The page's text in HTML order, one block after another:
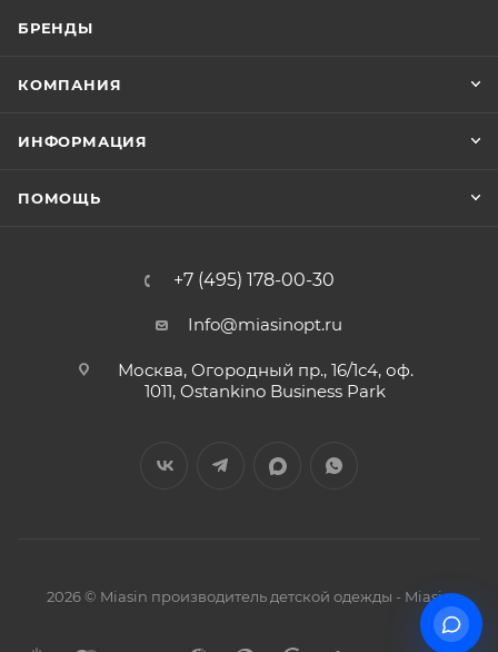
БРЕНДЫ
КОМПАНИЯ
ИНФОРМАЦИЯ
ПОМОЩЬ
+7 (495) 178-00-30
Info@miasinopt.ru
Москва, Огородный пр., 16/1с4, оф.
1011, Ostankino Business Park
2026 © Miasin производитель детской одежды - Miasin